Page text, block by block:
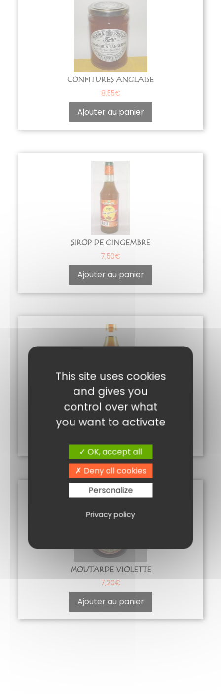
CONFITURES ANGLAISE
8,55€
Ajouter au panier
SIROP DE GINGEMBRE
7,50€
Ajouter au panier
SIROP DE SUCRE DE CANNE
6,00€
MOUTARDE VIOLETTE
7,20€
Ajouter au panier
This site uses cookies
and gives you
control over what
you want to activate
OK, accept all
Deny all cookies
Personalize
Privacy policy